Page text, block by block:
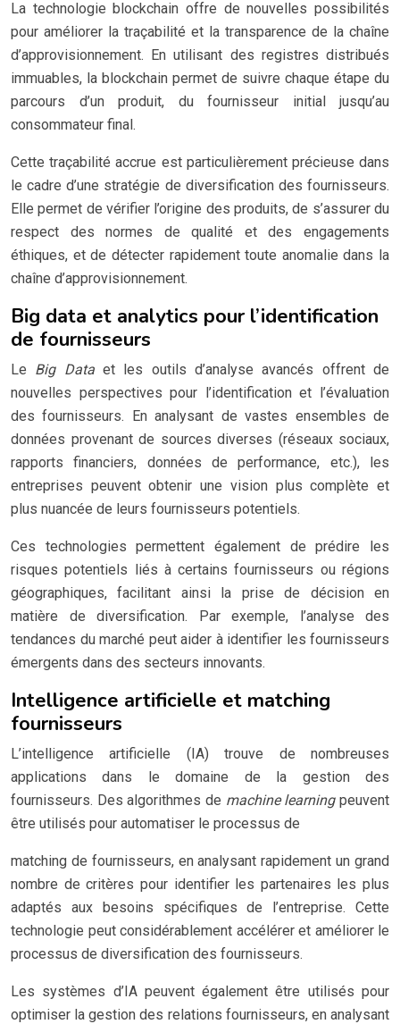
La technologie blockchain offre de nouvelles possibilités
pour améliorer la traçabilité et la transparence de la chaîne
d’approvisionnement. En utilisant des registres distribués
immuables, la blockchain permet de suivre chaque étape du
parcours d’un produit, du fournisseur initial jusqu’au
consommateur final.
Cette traçabilité accrue est particulièrement précieuse dans
le cadre d’une stratégie de diversification des fournisseurs.
Elle permet de vérifier l’origine des produits, de s’assurer du
respect des normes de qualité et des engagements
éthiques, et de détecter rapidement toute anomalie dans la
chaîne d’approvisionnement.
Big data et analytics pour l’identification
de fournisseurs
Le Big Dataet les outils d’analyse avancés offrent de
nouvelles perspectives pour l’identification et l’évaluation
des fournisseurs. En analysant de vastes ensembles de
données provenant de sources diverses (réseaux sociaux,
rapports financiers, données de performance, etc.), les
entreprises peuvent obtenir une vision plus complète et
plus nuancée de leurs fournisseurs potentiels.
Ces technologies permettent également de prédire les
risques potentiels liés à certains fournisseurs ou régions
géographiques, facilitant ainsi la prise de décision en
matière de diversification. Par exemple, l’analyse des
tendances du marché peut aider à identifier les fournisseurs
émergents dans des secteurs innovants.
Intelligence artificielle et matching
fournisseurs
L’intelligence artificielle (IA) trouve de nombreuses
applications dans le domaine de la gestion des
fournisseurs. Des algorithmes de machine learningpeuvent
être utilisés pour automatiser le processus de
matching de fournisseurs, en analysant rapidement un grand
nombre de critères pour identifier les partenaires les plus
adaptés aux besoins spécifiques de l’entreprise. Cette
technologie peut considérablement accélérer et améliorer le
processus de diversification des fournisseurs.
Les systèmes d’IA peuvent également être utilisés pour
optimiser la gestion des relations fournisseurs, en analysant